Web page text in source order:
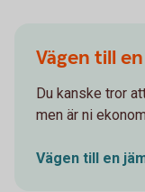
Vägen till
Du kanske tror
men är ni
Vägen till en